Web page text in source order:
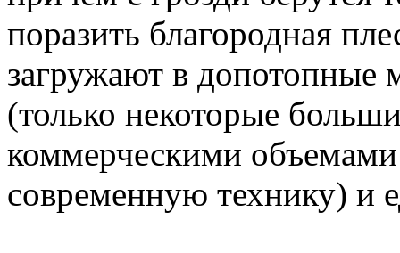
поразить благородная
загружают в допотопные
(только некоторые
коммерческими объемами
современную технику) и